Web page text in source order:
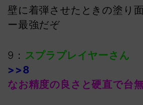
壁に着弾させたときの塗り
ー最強だぞ
9： スプラプレイヤーさん
>>8
なお精度の良さと硬直で台